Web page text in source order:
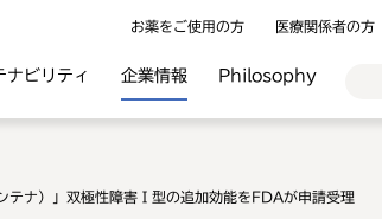
お薬をご使用の方 医療関係者の方
ナビリティ 企業情報 Philosophy
ナ）」双極性障害Ⅰ型の追加効能をFDAが申請受理